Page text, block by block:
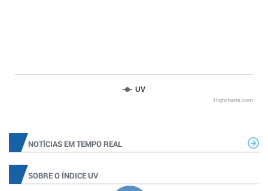
UV
Highcharts.com
NOTÍCIAS EM TEMPO REAL
SOBRE O ÍNDICE UV